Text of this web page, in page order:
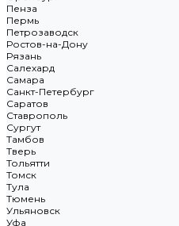
Пенза
Пермь
Петрозаводск
Ростов-на-Дону
Рязань
Салехард
Самара
Санкт-Петербург
Саратов
Ставрополь
Сургут
Тамбов
Тверь
Тольятти
Томск
Тула
Тюмень
Ульяновск
Уфа